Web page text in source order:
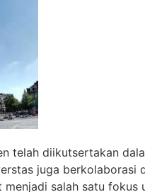
telah diikutsertakan
juga
salah satu fokus